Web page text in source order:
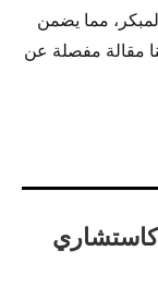
مما يضمن
مقالة مفصلة عن
كاستشاري